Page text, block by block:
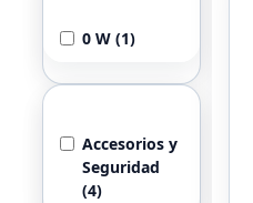
0 W (1)
Accesorios y
Seguridad
(4)